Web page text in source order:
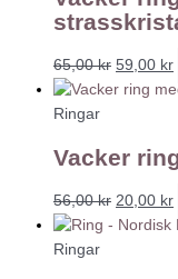
65,00kr 59,00 kr
Ringar
Vacker
56,00kr 20,00 kr
Ringar